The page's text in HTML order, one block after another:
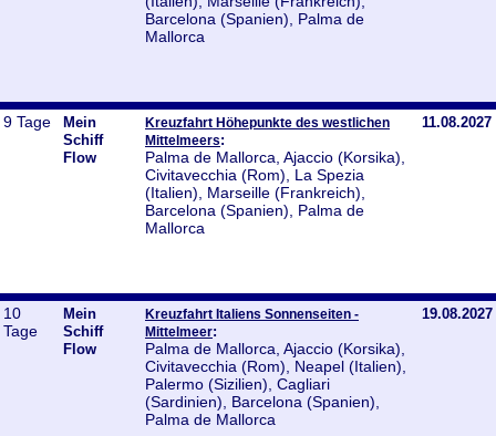
Barcelona (Spanien), Palma de
Mallorca
9 Tage
Mein
Schiff
Flow
Kreuzfahrt Höhepunkte des westlichen
Mittelmeers:
Palma de Mallorca, Ajaccio (Korsika),
Civitavecchia (Rom), La Spezia
(Italien), Marseille (Frankreich),
Barcelona (Spanien), Palma de
Mallorca
11.08.2027
10
Tage
Mein
Schiff
Flow
Kreuzfahrt Italiens Sonnenseiten -
Mittelmeer:
Palma de Mallorca, Ajaccio (Korsika),
Civitavecchia (Rom), Neapel (Italien),
Palermo (Sizilien), Cagliari
(Sardinien), Barcelona (Spanien),
Palma de Mallorca
19.08.2027